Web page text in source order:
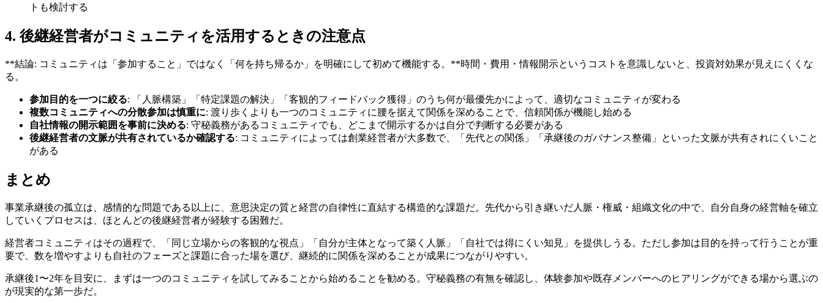
トも検討する
4. 後継経営者がコミュニティを活用するときの注意点
**結論: コミュニティは「参加すること」ではなく「何を持ち帰るか」を明確にして初めて機能する。**時間・費用・情報開示というコストを意識しないと、投資対効果が見えにくくな
る。
参加目的を一つに絞る: 「人脈構築」「特定課題の解決」「客観的フィードバック獲得」のうち何が最優先かによって、適切なコミュニティが変わる
複数コミュニティへの分散参加は慎重に: 渡り歩くよりも一つのコミュニティに腰を据えて関係を深めることで、信頼関係が機能し始める
自社情報の開示範囲を事前に決める: 守秘義務があるコミュニティでも、どこまで開示するかは自分で判断する必要がある
後継経営者の文脈が共有されているか確認する: コミュニティによっては創業経営者が大多数で、「先代との関係」「承継後のガバナンス整備」といった文脈が共有されにくいこと
がある
まとめ
事業承継後の孤立は、感情的な問題である以上に、意思決定の質と経営の自律性に直結する構造的な課題だ。先代から引き継いだ人脈・権威・組織文化の中で、自分自身の経営軸を確立
していくプロセスは、ほとんどの後継経営者が経験する困難だ。
経営者コミュニティはその過程で、「同じ立場からの客観的な視点」「自分が主体となって築く人脈」「自社では得にくい知見」を提供しうる。ただし参加は目的を持って行うことが重
要で、数を増やすよりも自社のフェーズと課題に合った場を選び、継続的に関係を深めることが成果につながりやすい。
承継後1〜2年を目安に、まずは一つのコミュニティを試してみることから始めることを勧める。守秘義務の有無を確認し、体験参加や既存メンバーへのヒアリングができる場から選ぶの
が現実的な第一歩だ。